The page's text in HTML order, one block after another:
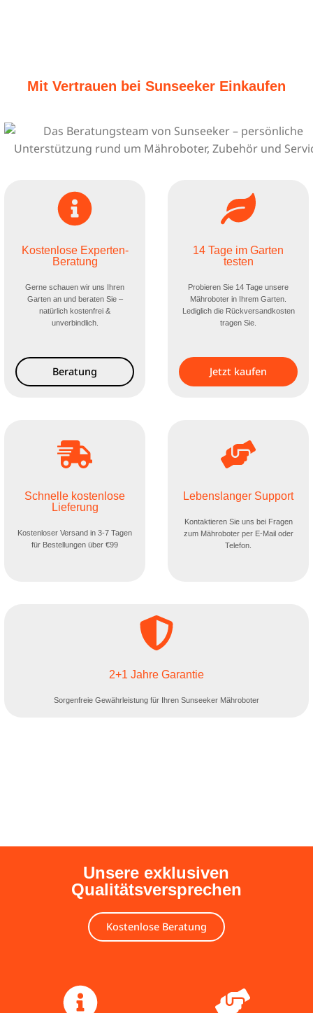
Mit Vertrauen bei Sunseeker Einkaufen
Kostenlose Experten-
Beratung
Gerne schauen wir uns Ihren
Garten an und beraten Sie –
natürlich kostenfrei &
unverbindlich.
Beratung
14 Tage im Garten
testen
Probieren Sie 14 Tage unsere
Mähroboter in Ihrem Garten.
Lediglich die Rückversandkosten
tragen Sie.
Jetzt kaufen
Schnelle kostenlose
Lieferung
Kostenloser Versand in 3-7 Tagen
für Bestellungen über €99
Lebenslanger Support
Kontaktieren Sie uns bei Fragen
zum Mähroboter per E-Mail oder
Telefon.
2+1 Jahre Garantie
Sorgenfreie Gewährleistung für Ihren Sunseeker Mähroboter
Unsere exklusiven
Qualitätsversprechen
Kostenlose Beratung